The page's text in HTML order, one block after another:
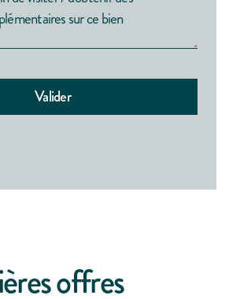
offres